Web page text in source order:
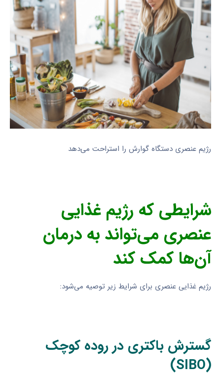
رژیم عنصری دستگاه گوارش را استراحت می‌دهد
شرایطی که رژیم غذایی
عنصری می‌تواند به درمان
آن‌ها کمک کند
رژیم غذایی عنصری برای شرایط زیر توصیه می‌شود:
گسترش باکتری در روده کوچک
(SIBO)